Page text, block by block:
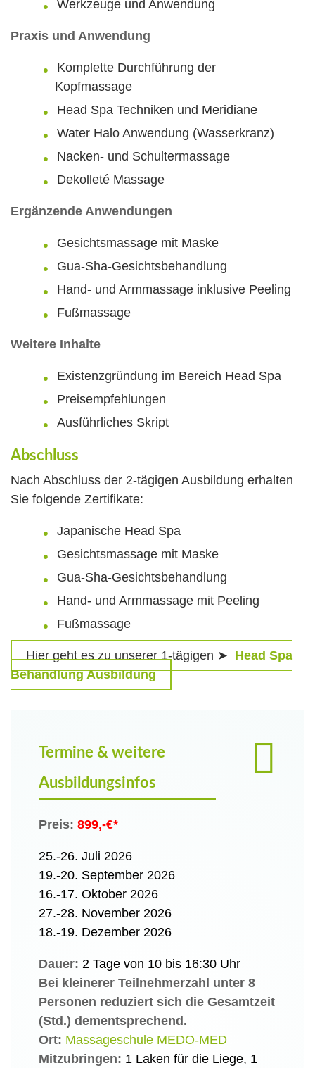
Werkzeuge und Anwendung
Praxis und Anwendung
Komplette Durchführung der
Kopfmassage
Head Spa Techniken und Meridiane
Water Halo Anwendung (Wasserkranz)
Nacken- und Schultermassage
Dekolleté Massage
Ergänzende Anwendungen
Gesichtsmassage mit Maske
Gua-Sha-Gesichtsbehandlung
Hand- und Armmassage inklusive Peeling
Fußmassage
Weitere Inhalte
Existenzgründung im Bereich Head Spa
Preisempfehlungen
Ausführliches Skript
Abschluss
Nach Abschluss der 2-tägigen Ausbildung erhalten
Sie folgende Zertifikate:
Japanische Head Spa
Gesichtsmassage mit Maske
Gua-Sha-Gesichtsbehandlung
Hand- und Armmassage mit Peeling
Fußmassage
Hier geht es zu unserer 1-tägigen ➤ Head Spa
Behandlung Ausbildung
Termine & weitere
Ausbildungsinfos
Preis: 899,-€*
25.-26. Juli 2026
19.-20. September 2026
16.-17. Oktober 2026
27.-28. November 2026
18.-19. Dezember 2026
Dauer: 2 Tage von 10 bis 16:30 Uhr
Bei kleinerer Teilnehmerzahl unter 8
Personen reduziert sich die Gesamtzeit
(Std.) dementsprechend.
Ort: Massageschule MEDO-MED
Mitzubringen: 1 Laken für die Liege, 1